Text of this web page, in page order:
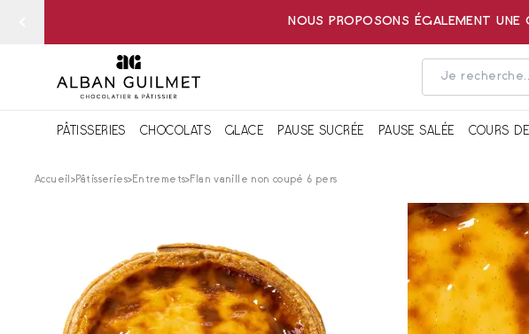
NOUS PROPOSONS ÉGALEMENT UNE
PÂTISSERIES CHOCOLATS GLACE PAUSE SUCRÉE PAUSE SALÉE COURS
Accueil Pâtisseries Entremets Flan vanille non coupé 6 pers